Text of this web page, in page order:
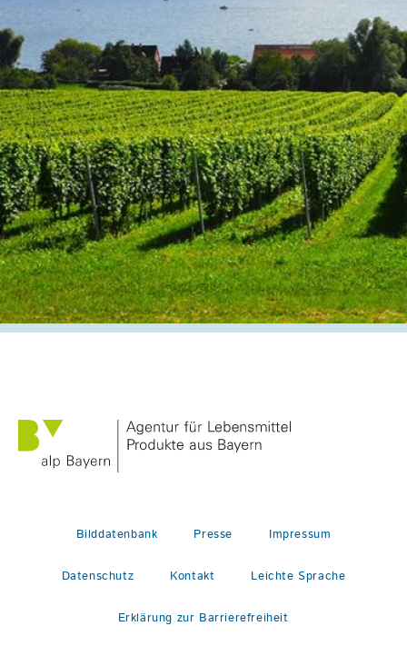
Bilddatenbank Presse Impressum
Datenschutz Kontakt Leichte Sprache
Erklärung zur Barrierefreiheit